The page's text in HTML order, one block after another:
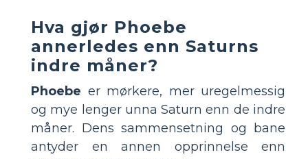
Hva gjør Phoebe
annerledes enn Saturns
indre måner?
Phoebe er mørkere, mer uregelmessig
og mye lenger unna Saturn enn de indre
måner. Dens sammensetning og bane
antyder en annen opprinnelse enn